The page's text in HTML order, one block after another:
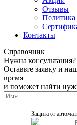
Отзывы
Политика
Контакты
Справочник
Нужна консультация?
Оставьте заявку и
время
и поможет найти
Защита от